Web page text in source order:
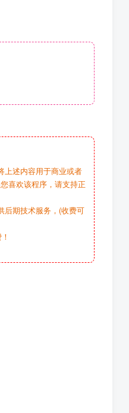
上述内容用于商业或者
喜欢该程序，请支持正
后期技术服务，(收费可